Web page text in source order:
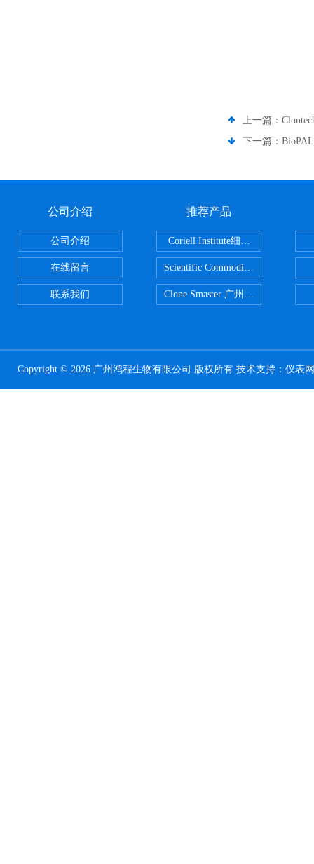
上一篇：
下一篇：
公司介绍
公司介绍
在线留言
联系我们
推荐产品
Scientific CommoditiesPE管 广州
Clone Smaster 广州鸿程代理
Copyright © 2026 广州鸿程生物有限公司 版权所有 技术支持： 仪表网